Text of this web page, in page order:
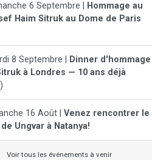
6 Septembre |
Hommage au
Haim Sitruk au Dome de Paris
8 Septembre |
Dinner d'hommage
à Londres — 10 ans déjà
16 Août | Venez rencontrer le
Ungvar à Natanya!
Voir tous les événements à venir